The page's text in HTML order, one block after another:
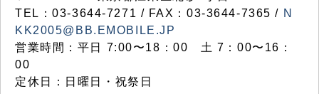
TEL：03‐3644‐7271 / FAX：03-3644-7365 / N
KK2005@BB.EMOBILE.JP
営業時間：平日 7:00〜18：00 土 7：00〜16：
00
定休日：日曜日・祝祭日